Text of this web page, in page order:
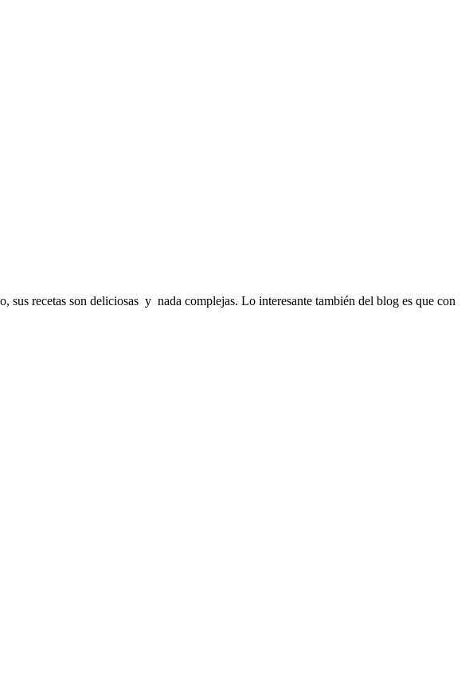
sus recetas son deliciosas y nada complejas. Lo interesante también del blog es que con